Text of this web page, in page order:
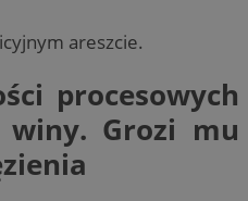
areszcie.
procesowych
winy. Grozi mu